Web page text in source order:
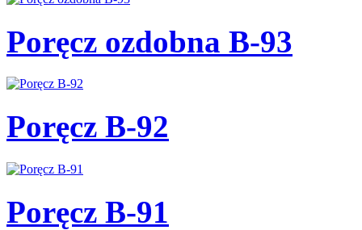
Poręcz ozdobna B-93
Poręcz B-92
Poręcz B-91